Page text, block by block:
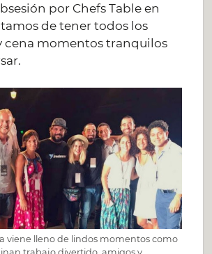
por Chefs Table en
de tener todos los
cena momentos tranquilos
viene lleno de lindos momentos como